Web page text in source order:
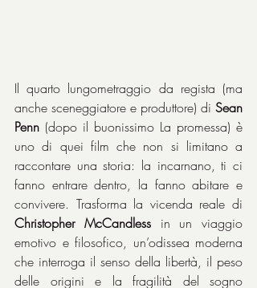
Il quarto lungometraggio da regista (ma
anche sceneggiatore e produttore) di Sean
Penn (dopo il buonissimo La promessa) è
uno di quei film che non si limitano a
raccontare una storia: la incarnano, ti ci
fanno entrare dentro, la fanno abitare e
Christopher McCandless in un viaggio
emotivo e filosofico, un’odissea moderna
che interroga il senso della libertà, il peso
delle origini e la fragilità del sogno